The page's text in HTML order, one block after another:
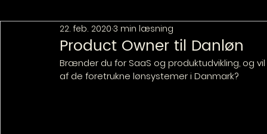
Product Owner til Danløn
22. feb. 2020 3 min læsning
Brænder du for SaaS og produktudvikling, og
af de foretrukne lønsystemer i Danmark?